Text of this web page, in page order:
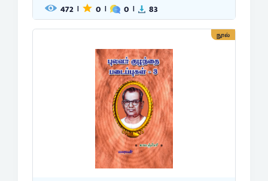
472 | 0 | 0 | 83
நூல்